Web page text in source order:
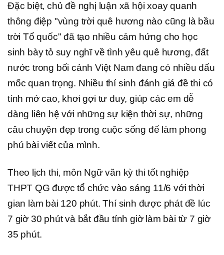
Đặc biệt, chủ đề nghị luận xã hội xoay quanh
thông điệp "vùng trời quê hương nào cũng là bầu
trời Tổ quốc" đã tạo nhiều cảm hứng cho học
sinh bày tỏ suy nghĩ về tình yêu quê hương, đất
nước trong bối cảnh Việt Nam đang có nhiều dấu
mốc quan trọng. Nhiều thí sinh đánh giá đề thi có
tính mở cao, khơi gợi tư duy, giúp các em dễ
dàng liên hệ với những sự kiện thời sự, những
câu chuyện đẹp trong cuộc sống để làm phong
phú bài viết của mình.
Theo lịch thi, môn Ngữ văn kỳ thi tốt nghiệp
THPT QG được tổ chức vào sáng 11/6 với thời
gian làm bài 120 phút. Thí sinh được phát đề lúc
7 giờ 30 phút và bắt đầu tính giờ làm bài từ 7 giờ
35 phút.